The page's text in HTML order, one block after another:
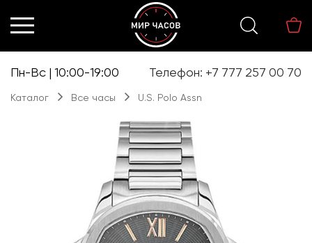
Пн-Вс | 10:00-19:00 Телефон: +7 777 257 00 70
Каталог Все часы U.S. Polo Assn